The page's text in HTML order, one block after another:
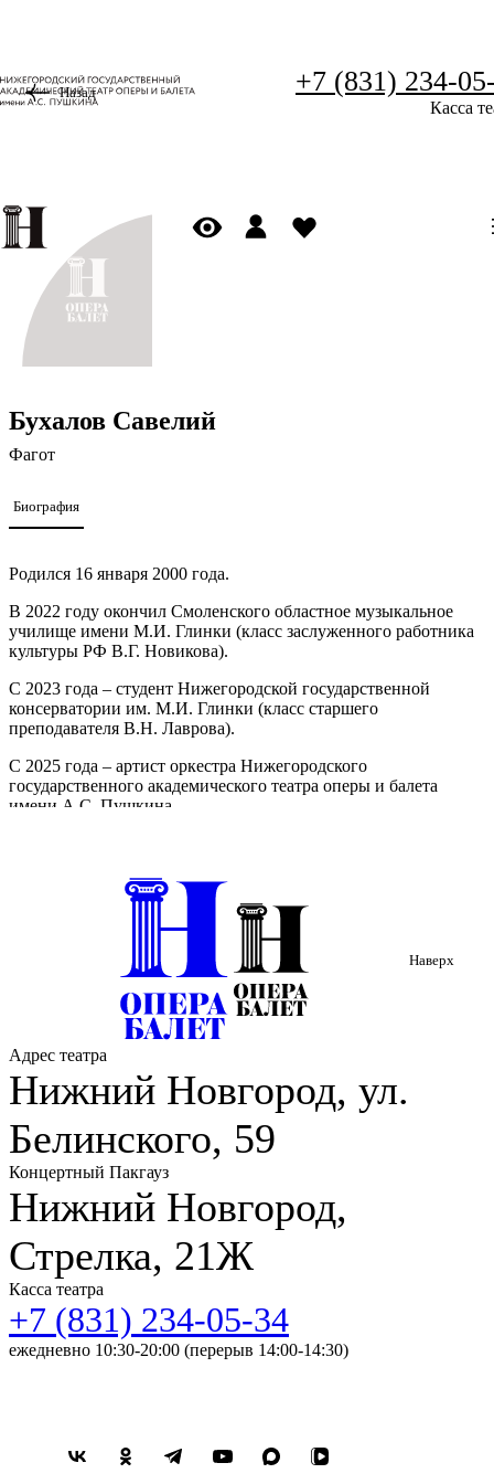
+7 (831) 234-
Касса
Назад
Бухалов Савелий
Фагот
Биография
Родился 16 января 2000 года.
В 2022 году окончил Смоленского областное музыкальное
училище имени М.И. Глинки (класс заслуженного работника
культуры РФ В.Г. Новикова).
С 2023 года – студент Нижегородской государственной
консерватории им. М.И. Глинки (класс старшего
преподавателя В.Н. Лаврова).
С 2025 года – артист оркестра Нижегородского
государственного академического театра оперы и балета
имени А.С. Пушкина.
Наверх
Адрес театра
Нижний Новгород, ул.
Белинского, 59
Концертный Пакгауз
Нижний Новгород,
Стрелка, 21Ж
Касса театра
+7 (831) 234-05-34
ежедневно 10:30-20:00 (перерыв 14:00-14:30)